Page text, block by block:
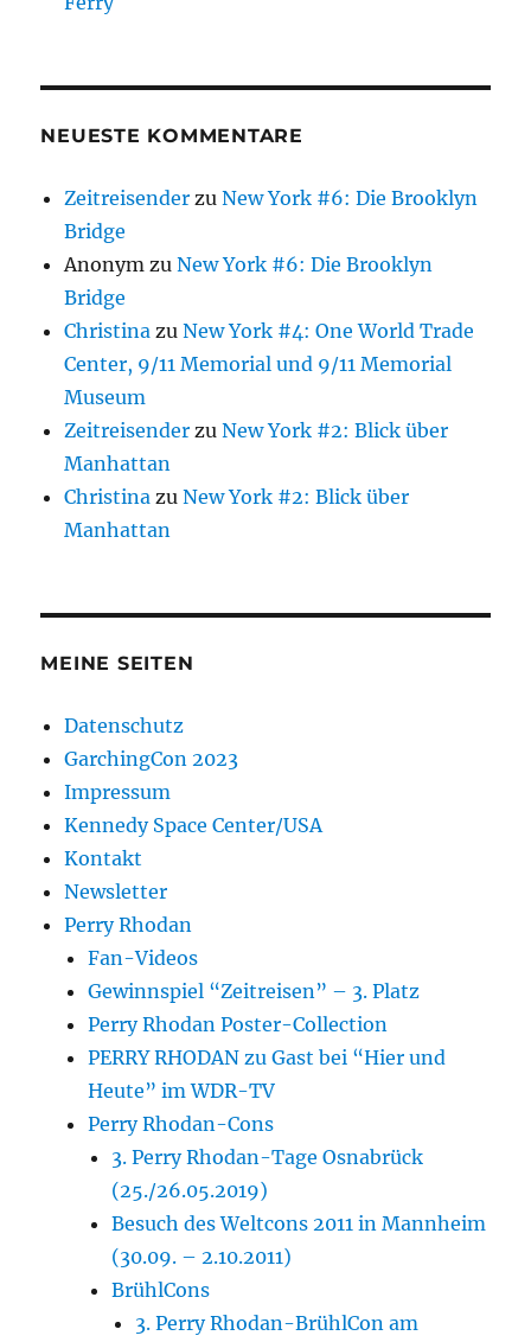
NEUESTE KOMMENTARE
Zeitreisender zuNew York #6: Die Brooklyn
Bridge
Anonym zuNew York #6: Die Brooklyn
Bridge
Christina zuNew York #4: One World Trade
Center, 9/11 Memorial und 9/11 Memorial
Museum
Zeitreisender zuNew York #2: Blick über
Manhattan
Christina zuNew York #2: Blick über
Manhattan
MEINE SEITEN
Datenschutz
GarchingCon 2023
Impressum
Kennedy Space Center/USA
Kontakt
Newsletter
Perry Rhodan
Fan-Videos
Gewinnspiel “Zeitreisen” – 3. Platz
Perry Rhodan Poster-Collection
PERRY RHODAN zu Gast bei “Hier und
Heute” im WDR-TV
Perry Rhodan-Cons
3. Perry Rhodan-Tage Osnabrück
(25./26.05.2019)
Besuch des Weltcons 2011 in Mannheim
(30.09. – 2.10.2011)
BrühlCons
3. Perry Rhodan-BrühlCon am